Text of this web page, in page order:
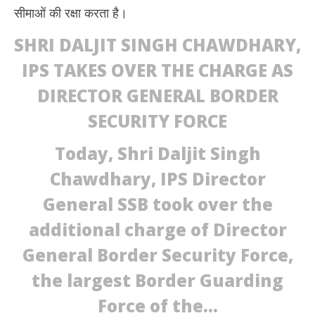
सीमाओं की रक्षा करता है।
SHRI DALJIT SINGH CHAWDHARY,
IPS TAKES OVER THE CHARGE AS
DIRECTOR GENERAL BORDER
SECURITY FORCE
Today, Shri Daljit Singh
Chawdhary, IPS Director
General SSB took over the
additional charge of Director
General Border Security Force,
the largest Border Guarding
Force of the…